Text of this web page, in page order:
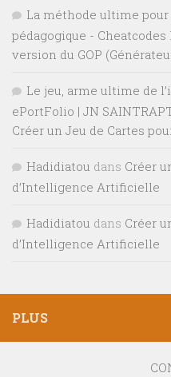
La méthode ultime
pédagogique - Cheatcodes
version du GOP
Le jeu, arme ultime de
ePortFolio | JN
Créer un Jeu de Cartes
Hadidiatou dans Créer
d’Intelligence Artificielle
Hadidiatou dans Créer
d’Intelligence Artificielle
PLUS